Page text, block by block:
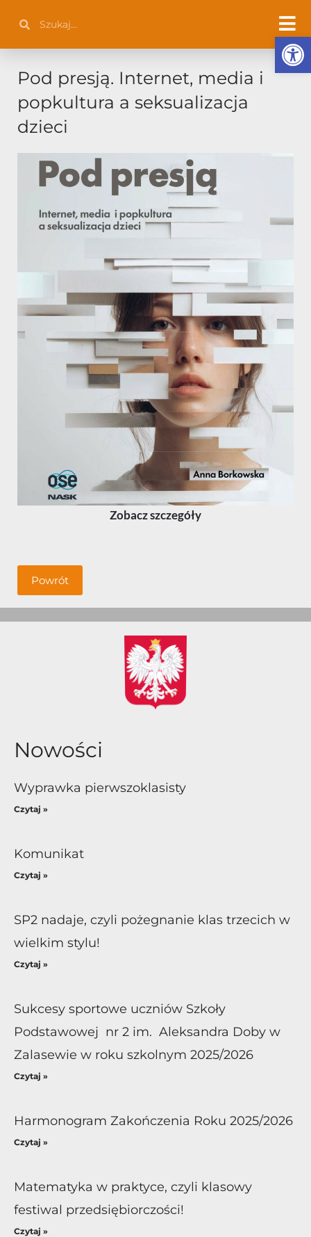
treści
Pod presją. Internet, media i
popkultura a seksualizacja
dzieci
Zobacz szczegóły
Powrót
Nowości
Wyprawka pierwszoklasisty
Czytaj »
Komunikat
Czytaj »
SP2 nadaje, czyli pożegnanie klas trzecich w
wielkim stylu!
Czytaj »
Sukcesy sportowe uczniów Szkoły
Podstawowej nr 2 im. Aleksandra Doby w
Zalasewie w roku szkolnym 2025/2026
Czytaj »
Harmonogram Zakończenia Roku 2025/2026
Czytaj »
Matematyka w praktyce, czyli klasowy
festiwal przedsiębiorczości!
Czytaj »